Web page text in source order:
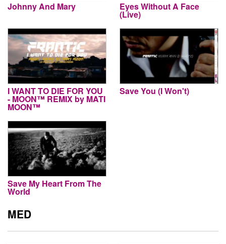
Johnny And Mary Eyes Without A Face
(Live)
I WANT TO DIE FOR YOU
- MOON™ REMIX by MATI
MOON™
Save You (I Won't)
Save My Heart From The
World
MED